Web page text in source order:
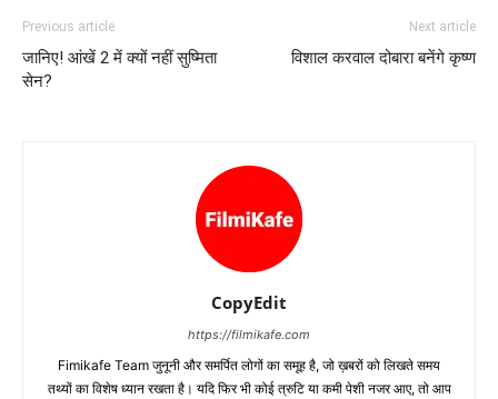
Previous article
जानिए! आंखें 2 में क्‍यों नहीं सुष्‍मिता
सेन?
Next article
विशाल करवाल दोबारा बनेंगे कृष्‍ण
CopyEdit
https://filmikafe.com
Fimikafe Team जुनूनी और समर्पित लोगों का समूह है, जो ख़बरों को लिखते समय
तथ्‍यों का विशेष ध्‍यान रखता है। यदि फिर भी कोई त्रुटि या कमी पेशी नजर आए, तो आप